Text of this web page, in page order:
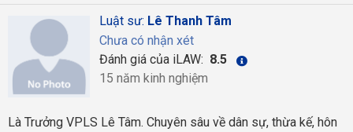
Luật sư: Lê Thanh Tâm
Chưa có nhận xét
Đánh giá của iLAW: 8.5
15 năm kinh nghiệm
Là Trưởng VPLS Lê Tâm. Chuyên sâu về dân sự, thừa kế, hôn